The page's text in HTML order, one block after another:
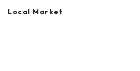
Local Market